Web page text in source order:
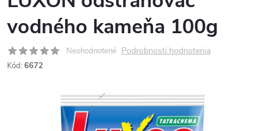
vodného kameňa 100g
Neohodnotené Podrobnosti hodnotenia
Kód: 6672